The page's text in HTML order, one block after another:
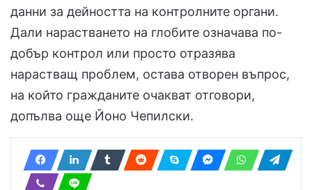
данни за дейността на контролните органи.
Дали нарастването на глобите означава по-
добър контрол или просто отразява
нарастващ проблем, остава отворен въпрос,
на който гражданите очакват отговори,
допълва още Йоно Чепилски.